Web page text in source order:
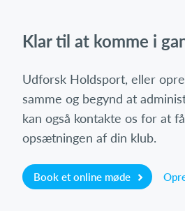
Klar til at komme i
Udforsk Holdsport, eller
samme og begynd at
kan også kontakte os for at
opsætningen af din klub.
Book et online møde